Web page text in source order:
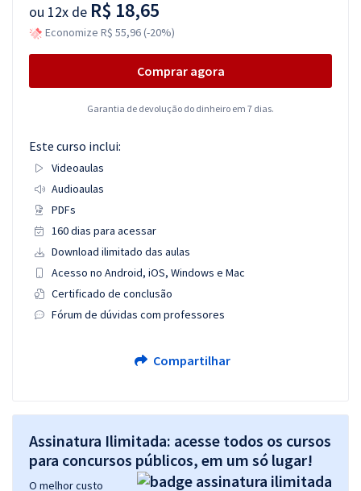
ou 12x de R$ 18,65
Economize R$ 55,96 (-20%)
Comprar agora
Garantia de devolução do dinheiro em 7 dias.
Este curso inclui:
Videoaulas
Audioaulas
PDFs
160 dias para acessar
Download ilimitado das aulas
Acesso no Android, iOS, Windows e Mac
Certificado de conclusão
Fórum de dúvidas com professores
Compartilhar
Assinatura Ilimitada: acesse todos os cursos
para concursos públicos, em um só lugar!
O melhor custo